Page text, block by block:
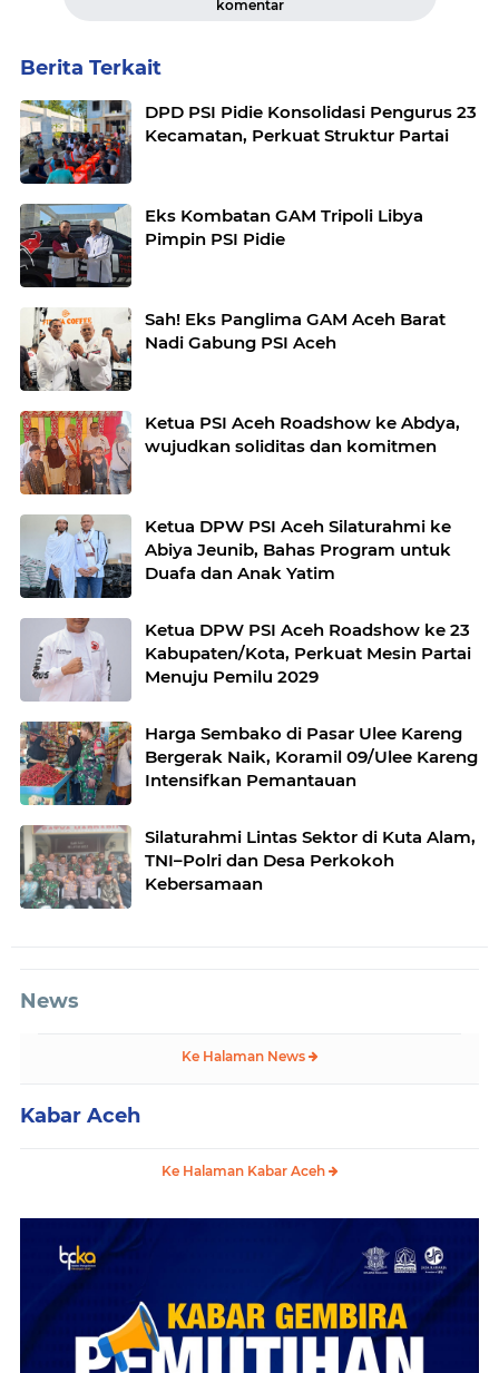
komentar
Berita Terkait
DPD PSI Pidie Konsolidasi Pengurus 23
Kecamatan, Perkuat Struktur Partai
Eks Kombatan GAM Tripoli Libya
Pimpin PSI Pidie
Sah! Eks Panglima GAM Aceh Barat
Nadi Gabung PSI Aceh
Ketua PSI Aceh Roadshow ke Abdya,
wujudkan soliditas dan komitmen
Ketua DPW PSI Aceh Silaturahmi ke
Abiya Jeunib, Bahas Program untuk
Duafa dan Anak Yatim
Ketua DPW PSI Aceh Roadshow ke 23
Kabupaten/Kota, Perkuat Mesin Partai
Menuju Pemilu 2029
Harga Sembako di Pasar Ulee Kareng
Bergerak Naik, Koramil 09/Ulee Kareng
Intensifkan Pemantauan
Silaturahmi Lintas Sektor di Kuta Alam,
TNI–Polri dan Desa Perkokoh
Kebersamaan
News
Ke Halaman News
Kabar Aceh
Ke Halaman Kabar Aceh